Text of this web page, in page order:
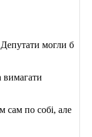
могли б
вимагати
сам по собі, але